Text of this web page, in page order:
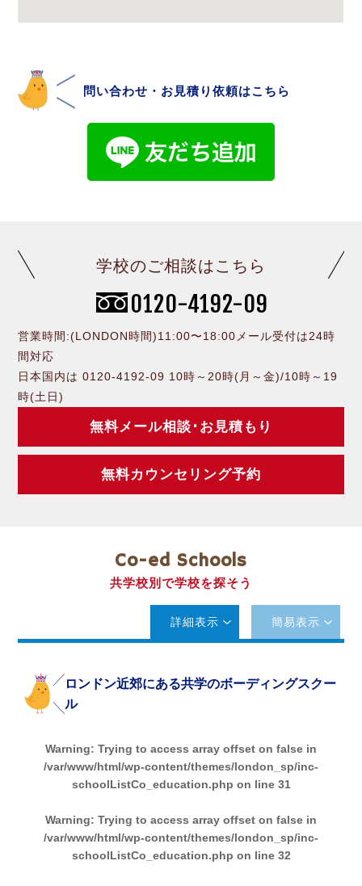
問い合わせ・お見積り依頼はこちら
学校のご相談はこちら
0120-4192-09
営業時間:(LONDON時間)11:00〜18:00メール受付は24時
間対応
日本国内は 0120-4192-09 10時～20時(月～金)/10時～19
時(土日)
無料メール相談･お見積もり
無料カウンセリング予約
Co-ed Schools
共学校別で学校を探そう
詳細表示 簡易表示
ロンドン近郊にある共学のボーディングスクー
ル
Warning: Trying to access array offset on false in
/var/www/html/wp-content/themes/london_sp/inc-
schoolListCo_education.php on line 31
Warning: Trying to access array offset on false in
/var/www/html/wp-content/themes/london_sp/inc-
schoolListCo_education.php on line 32